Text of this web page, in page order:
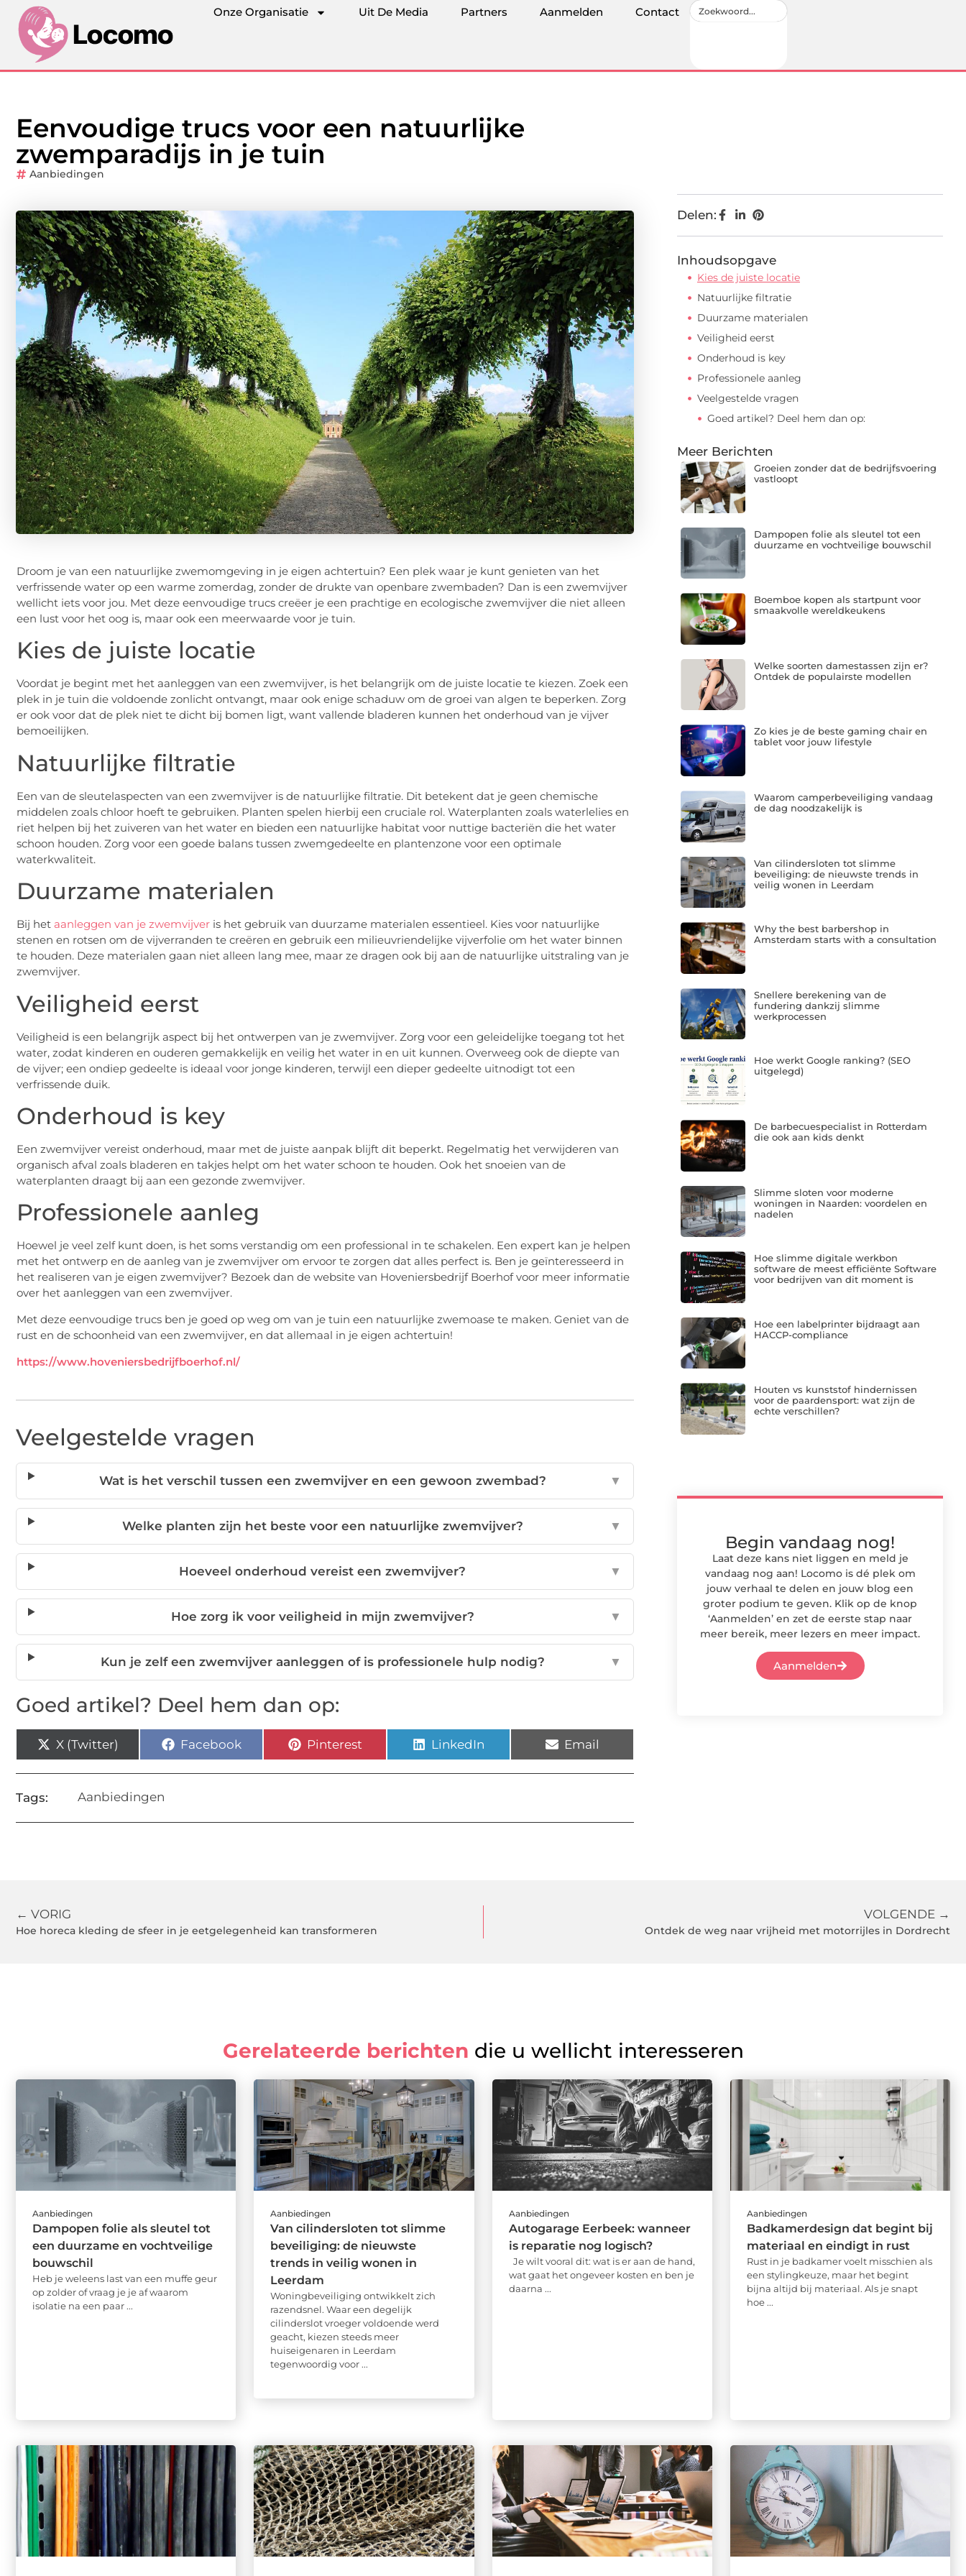
Onze Organisatie Uit De Media Partners Aanmelden Contact
Eenvoudige trucs voor een natuurlijke
zwemparadijs in je tuin
Aanbiedingen
Droom je van een natuurlijke zwemomgeving in je eigen achtertuin? Een plek waar je kunt genieten van het
verfrissende water op een warme zomerdag, zonder de drukte van openbare zwembaden? Dan is een zwemvijver
wellicht iets voor jou. Met deze eenvoudige trucs creëer je een prachtige en ecologische zwemvijver die niet alleen
een lust voor het oog is, maar ook een meerwaarde voor je tuin.
Kies de juiste locatie
Voordat je begint met het aanleggen van een zwemvijver, is het belangrijk om de juiste locatie te kiezen. Zoek een
plek in je tuin die voldoende zonlicht ontvangt, maar ook enige schaduw om de groei van algen te beperken. Zorg
er ook voor dat de plek niet te dicht bij bomen ligt, want vallende bladeren kunnen het onderhoud van je vijver
bemoeilijken.
Natuurlijke filtratie
Een van de sleutelaspecten van een zwemvijver is de natuurlijke filtratie. Dit betekent dat je geen chemische
middelen zoals chloor hoeft te gebruiken. Planten spelen hierbij een cruciale rol. Waterplanten zoals waterlelies en
riet helpen bij het zuiveren van het water en bieden een natuurlijke habitat voor nuttige bacteriën die het water
schoon houden. Zorg voor een goede balans tussen zwemgedeelte en plantenzone voor een optimale
waterkwaliteit.
Duurzame materialen
Bij het aanleggen van je zwemvijver is het gebruik van duurzame materialen essentieel. Kies voor natuurlijke
stenen en rotsen om de vijverranden te creëren en gebruik een milieuvriendelijke vijverfolie om het water binnen
te houden. Deze materialen gaan niet alleen lang mee, maar ze dragen ook bij aan de natuurlijke uitstraling van je
zwemvijver.
Veiligheid eerst
Veiligheid is een belangrijk aspect bij het ontwerpen van je zwemvijver. Zorg voor een geleidelijke toegang tot het
water, zodat kinderen en ouderen gemakkelijk en veilig het water in en uit kunnen. Overweeg ook de diepte van
de vijver; een ondiep gedeelte is ideaal voor jonge kinderen, terwijl een dieper gedeelte uitnodigt tot een
verfrissende duik.
Onderhoud is key
Een zwemvijver vereist onderhoud, maar met de juiste aanpak blijft dit beperkt. Regelmatig het verwijderen van
organisch afval zoals bladeren en takjes helpt om het water schoon te houden. Ook het snoeien van de
waterplanten draagt bij aan een gezonde zwemvijver.
Professionele aanleg
Hoewel je veel zelf kunt doen, is het soms verstandig om een professional in te schakelen. Een expert kan je helpen
met het ontwerp en de aanleg van je zwemvijver om ervoor te zorgen dat alles perfect is. Ben je geïnteresseerd in
het realiseren van je eigen zwemvijver? Bezoek dan de website van Hoveniersbedrijf Boerhof voor meer informatie
over het aanleggen van een zwemvijver.
Met deze eenvoudige trucs ben je goed op weg om van je tuin een natuurlijke zwemoase te maken. Geniet van de
rust en de schoonheid van een zwemvijver, en dat allemaal in je eigen achtertuin!
https://www.hoveniersbedrijfboerhof.nl/
Veelgestelde vragen
Wat is het verschil tussen een zwemvijver en een gewoon zwembad? ▼
Welke planten zijn het beste voor een natuurlijke zwemvijver? ▼
Hoeveel onderhoud vereist een zwemvijver? ▼
Hoe zorg ik voor veiligheid in mijn zwemvijver? ▼
Kun je zelf een zwemvijver aanleggen of is professionele hulp nodig? ▼
Goed artikel? Deel hem dan op:
X (Twitter) Facebook Pinterest LinkedIn Email
Tags: Aanbiedingen
Delen:
Inhoudsopgave
Kies de juiste locatie
Natuurlijke filtratie
Duurzame materialen
Veiligheid eerst
Onderhoud is key
Professionele aanleg
Veelgestelde vragen
Goed artikel? Deel hem dan op:
Meer Berichten
Groeien zonder dat de bedrijfsvoering
vastloopt
Dampopen folie als sleutel tot een
duurzame en vochtveilige bouwschil
Boemboe kopen als startpunt voor
smaakvolle wereldkeukens
Welke soorten damestassen zijn er?
Ontdek de populairste modellen
Zo kies je de beste gaming chair en
tablet voor jouw lifestyle
Waarom camperbeveiliging vandaag
de dag noodzakelijk is
Van cilindersloten tot slimme
beveiliging: de nieuwste trends in
veilig wonen in Leerdam
Why the best barbershop in
Amsterdam starts with a consultation
Snellere berekening van de
fundering dankzij slimme
werkprocessen
Hoe werkt Google ranking? (SEO
uitgelegd)
De barbecuespecialist in Rotterdam
die ook aan kids denkt
Slimme sloten voor moderne
woningen in Naarden: voordelen en
nadelen
Hoe slimme digitale werkbon
software de meest efficiënte Software
voor bedrijven van dit moment is
Hoe een labelprinter bijdraagt aan
HACCP-compliance
Houten vs kunststof hindernissen
voor de paardensport: wat zijn de
echte verschillen?
Begin vandaag nog!
Laat deze kans niet liggen en meld je
vandaag nog aan! Locomo is dé plek om
jouw verhaal te delen en jouw blog een
groter podium te geven. Klik op de knop
‘Aanmelden’ en zet de eerste stap naar
meer bereik, meer lezers en meer impact.
Aanmelden
← VORIG
Hoe horeca kleding de sfeer in je eetgelegenheid kan transformeren
VOLGENDE →
Ontdek de weg naar vrijheid met motorrijles in Dordrecht
Gerelateerde berichten die u wellicht interesseren
Aanbiedingen
Dampopen folie als sleutel tot
een duurzame en vochtveilige
bouwschil
Heb je weleens last van een muffe geur
op zolder of vraag je je af waarom
isolatie na een paar ...
Aanbiedingen
Van cilindersloten tot slimme
beveiliging: de nieuwste
trends in veilig wonen in
Leerdam
Woningbeveiliging ontwikkelt zich
razendsnel. Waar een degelijk
cilinderslot vroeger voldoende werd
geacht, kiezen steeds meer
huiseigenaren in Leerdam
tegenwoordig voor ...
Aanbiedingen
Autogarage Eerbeek: wanneer
is reparatie nog logisch?
Je wilt vooral dit: wat is er aan de hand,
wat gaat het ongeveer kosten en ben je
daarna ...
Aanbiedingen
Badkamerdesign dat begint bij
materiaal en eindigt in rust
Rust in je badkamer voelt misschien als
een stylingkeuze, maar het begint
bijna altijd bij materiaal. Als je snapt
hoe ...